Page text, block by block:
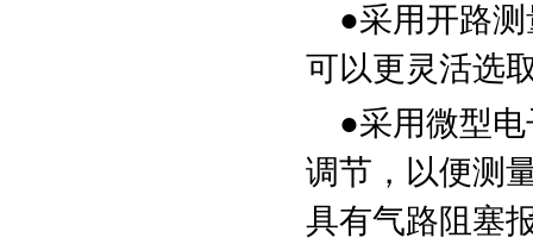
●采用开路
可以更灵活选
●采用微型
调节，以便测
具有气路阻塞